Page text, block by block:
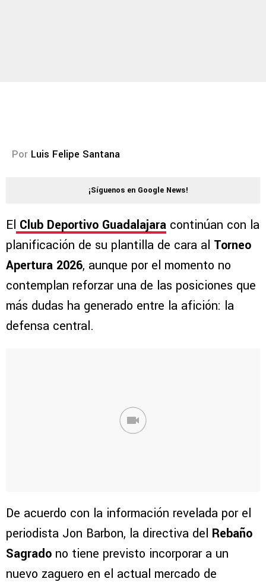
Por Luis Felipe Santana
¡Síguenos en Google News!
El Club Deportivo Guadalajara continúan con la
planificación de su plantilla de cara al Torneo
Apertura 2026, aunque por el momento no
contemplan reforzar una de las posiciones que
más dudas ha generado entre la afición: la
defensa central.
De acuerdo con la información revelada por el
periodista Jon Barbon, la directiva del Rebaño
Sagrado no tiene previsto incorporar a un
nuevo zaguero en el actual mercado de